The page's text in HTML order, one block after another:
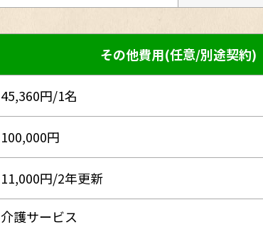
その他費用(任意/別途契約)
45,360円/1名
100,000円
11,000円/2年更新
介護サービス